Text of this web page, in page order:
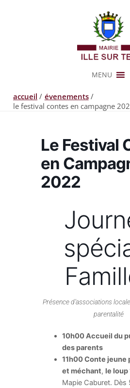
MENU
accueil
évenements
le festival contes en campagne
Le Festival
en
2022
Présence d’associations
parentalité
10h00 Accueil du
des parents
11h00 Conte jeune
et méchant, le loup
Mapie Caburet. Dès